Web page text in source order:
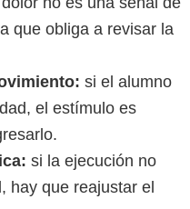
que obliga a revisar la
si el alumno
el estímulo es
si la ejecución no
hay que reajustar el